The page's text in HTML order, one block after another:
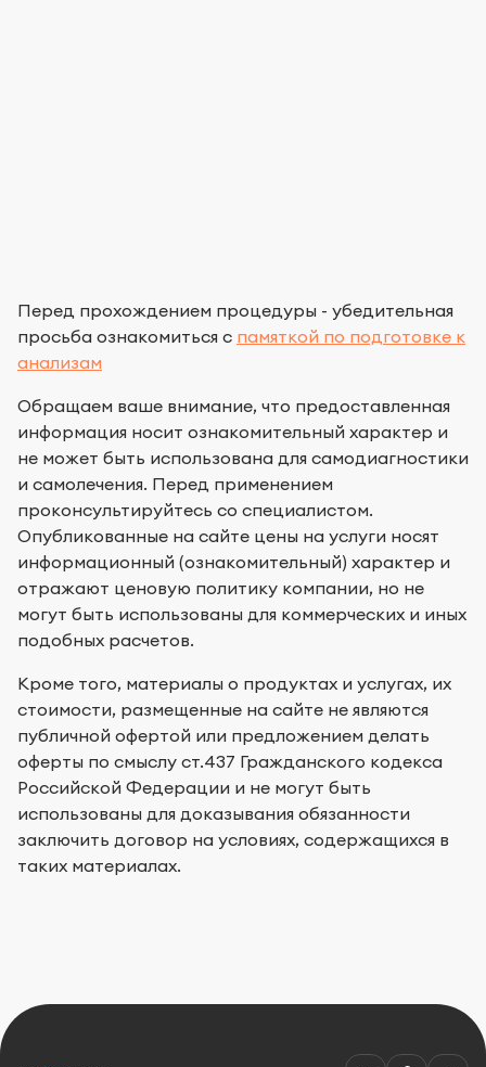
Перед прохождением процедуры - убедительная
просьба ознакомиться с памяткой по подготовке к
анализам
Обращаем ваше внимание, что предоставленная
информация носит ознакомительный характер и
не может быть использована для самодиагностики
и самолечения. Перед применением
проконсультируйтесь со специалистом.
Опубликованные на сайте цены на услуги носят
информационный (ознакомительный) характер и
отражают ценовую политику компании, но не
могут быть использованы для коммерческих и иных
подобных расчетов.
Кроме того, материалы о продуктах и услугах, их
стоимости, размещенные на сайте не являются
публичной офертой или предложением делать
оферты по смыслу ст.437 Гражданского кодекса
Российской Федерации и не могут быть
использованы для доказывания обязанности
заключить договор на условиях, содержащихся в
таких материалах.